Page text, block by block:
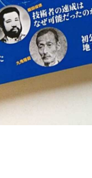
東京人
ンと野
東京人